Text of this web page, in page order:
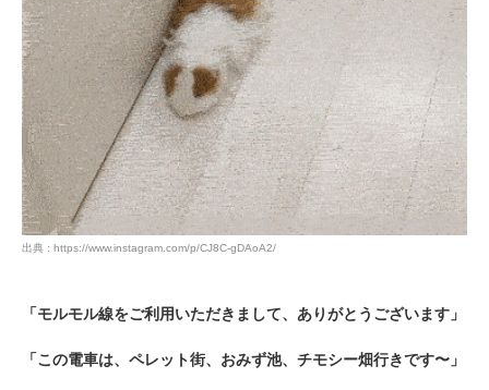
出典 : https://www.instagram.com/p/CJ8C-gDAoA2/
「モルモル線をご利用いただきまして、ありがとうございます」
「この電車は、ペレット街、おみず池、チモシー畑行きです〜」